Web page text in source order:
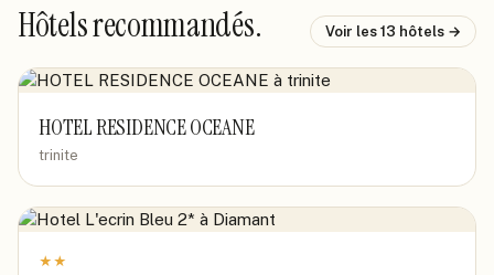
Hôtels recommandés. Voir les 13 hôtels →
HOTEL RESIDENCE OCEANE
trinite
★ ★